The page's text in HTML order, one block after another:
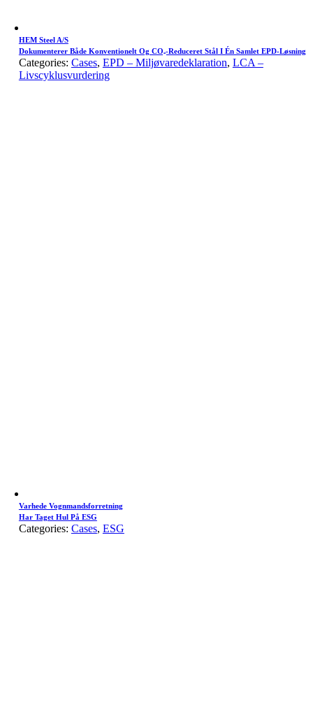
HEM Steel A/S
Dokumenterer Både Konventionelt Og CO₂-Reduceret Stål I Én Samlet EPD-Løsning
Categories: Cases, EPD – Miljøvaredeklaration, LCA –
Livscyklusvurdering
Varhede Vognmandsforretning
Har Taget Hul På ESG
Categories: Cases, ESG